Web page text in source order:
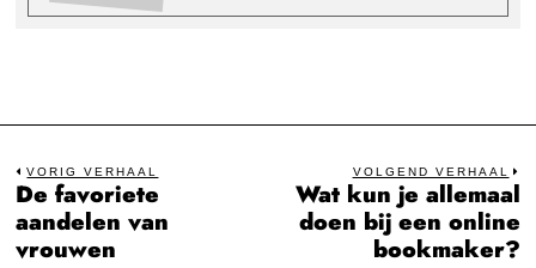
Bericht
navigatie
VORIG VERHAAL
Previous
post:
De favoriete
aandelen van
vrouwen
VOLGEND VERHAAL
Wat kun je allemaal
doen bij een online
bookmaker?